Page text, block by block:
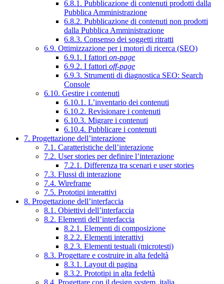
6.8.1. Pubblicazione di contenuti prodotti dalla
Pubblica Amministrazione
6.8.2. Pubblicazione di contenuti non prodotti
dalla Pubblica Amministrazione
6.8.3. Consenso dei soggetti ritratti
6.9. Ottimizzazione per i motori di ricerca (SEO)
6.9.1. I fattori on-page
6.9.2. I fattori off-page
6.9.3. Strumenti di diagnostica SEO: Search
Console
6.10. Gestire i contenuti
6.10.1. L’inventario dei contenuti
6.10.2. Revisionare i contenuti
6.10.3. Migrare i contenuti
6.10.4. Pubblicare i contenuti
7. Progettazione dell’interazione
7.1. Caratteristiche dell’interazione
7.2. User stories per definire l’interazione
7.2.1. Differenza tra scenari e user stories
7.3. Flussi di interazione
7.4. Wireframe
7.5. Prototipi interattivi
8. Progettazione dell’interfaccia
8.1. Obiettivi dell’interfaccia
8.2. Elementi dell’interfaccia
8.2.1. Elementi di composizione
8.2.2. Elementi interattivi
8.2.3. Elementi testuali (microtesti)
8.3. Progettare e costruire in alta fedeltà
8.3.1. Layout di pagina
8.3.2. Prototipi in alta fedeltà
8.4. Progettare con il design system .italia